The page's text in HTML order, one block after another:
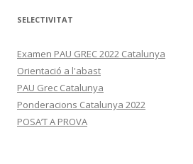
SELECTIVITAT
Examen PAU GREC 2022 Catalunya
Orientació a l'abast
PAU Grec Catalunya
Ponderacions Catalunya 2022
POSA’T A PROVA